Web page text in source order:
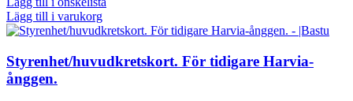
Lägg till i varukorg
Styrenhet/huvudkretskort. För tidigare Harvia-
ånggen.